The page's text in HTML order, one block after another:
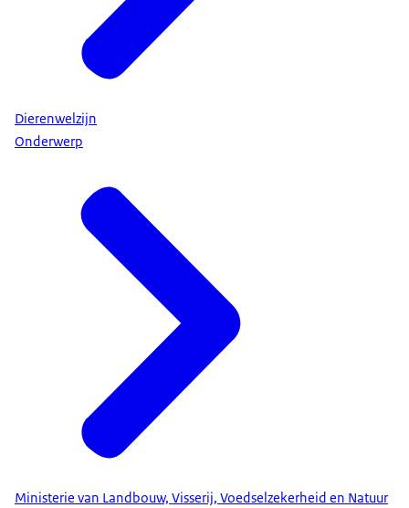
Dierenwelzijn
Onderwerp
Ministerie van Landbouw, Visserij, Voedselzekerheid en Natuur